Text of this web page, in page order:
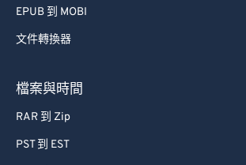
EPUB 到 MOBI
文件轉換器
檔案與時間
RAR 到 Zip
PST 到 EST